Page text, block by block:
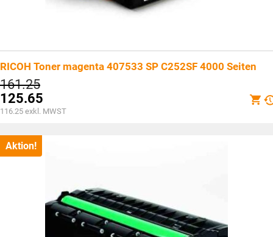
RICOH Toner magenta 407533 SP C252SF 4000 Seiten
161.25Ursprünglicher
Preis
war:
CHF161.25
125.65
Aktueller
ist:
CHF125.65.
116.25 exkl. MWST
Aktion!